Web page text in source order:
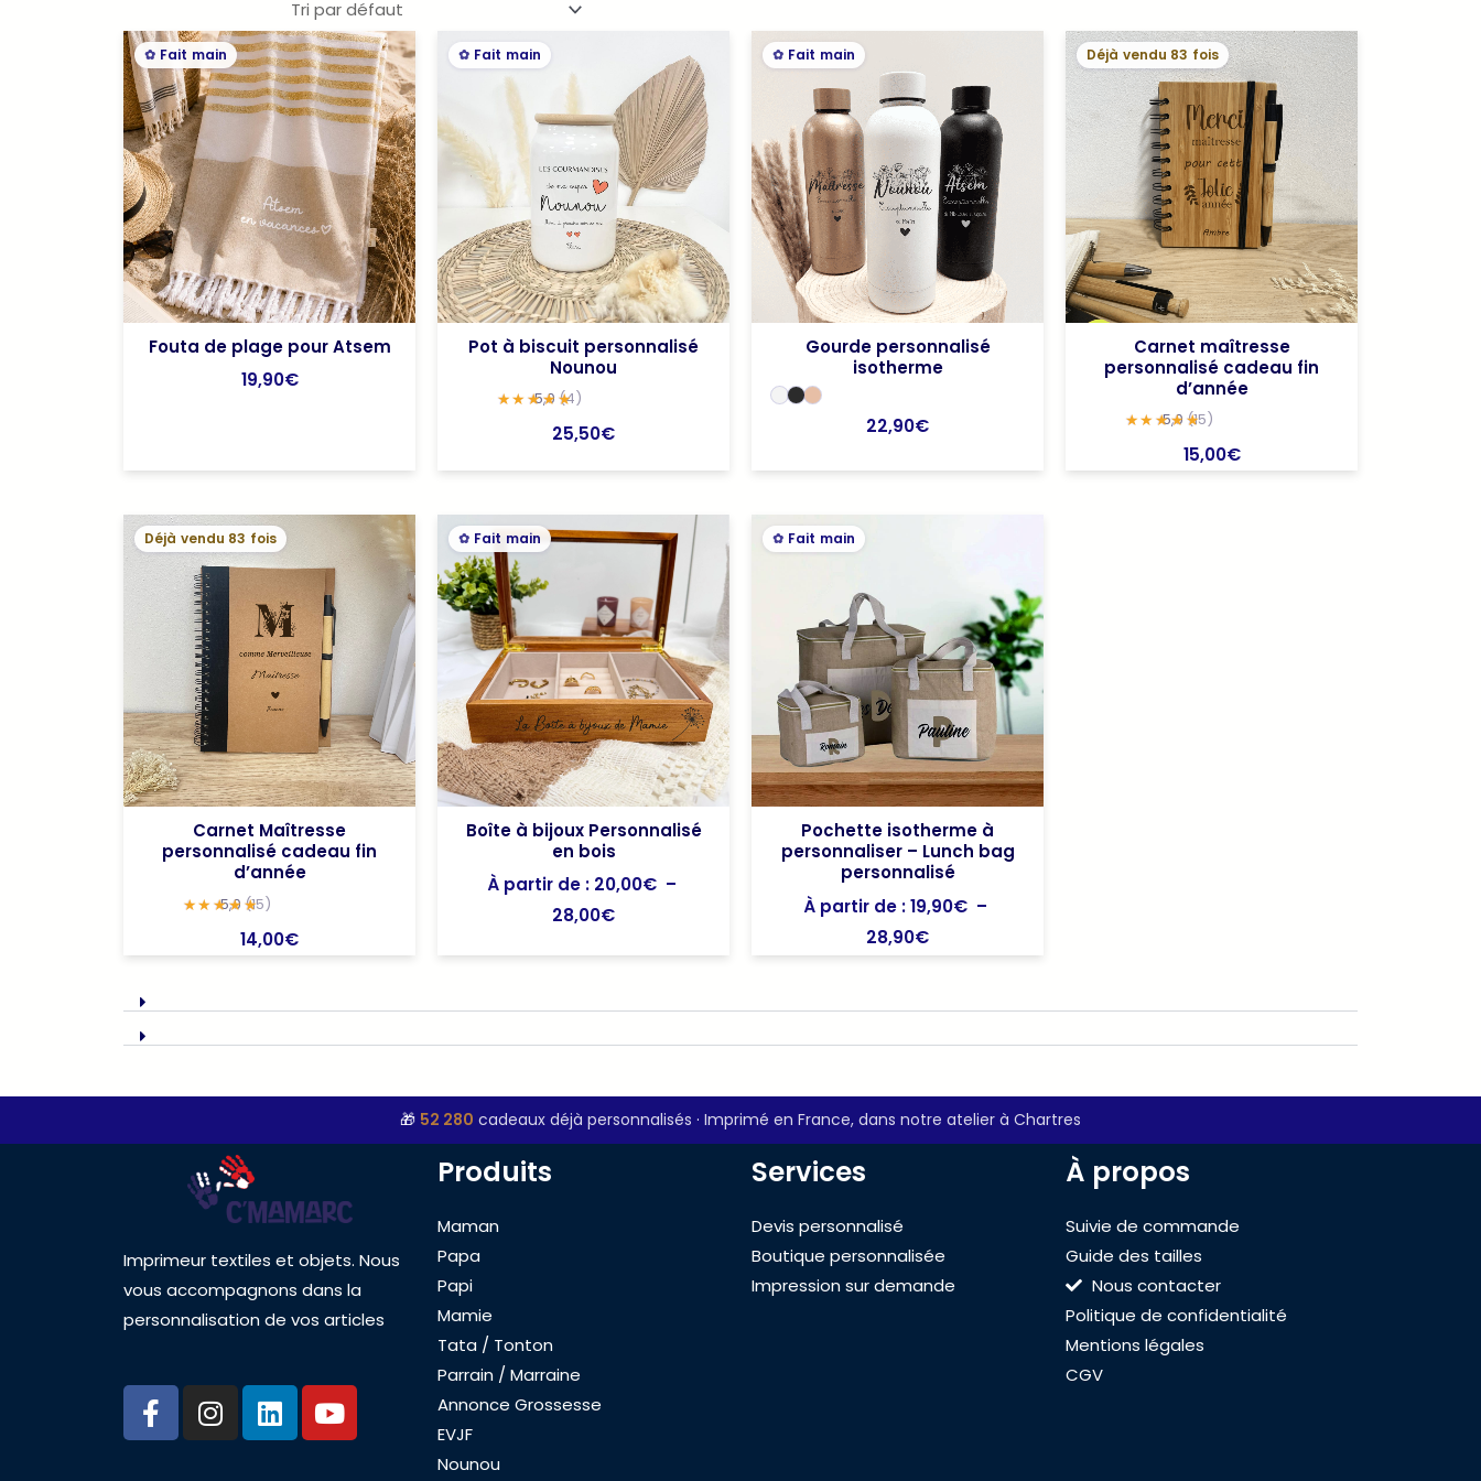
Fait main
Fouta de plage pour Atsem
19,90€
Fait main
Pot à biscuit personnalisé
Nounou
5,0(4)
25,50€
Fait main
Gourde personnalisé
isotherme
22,90€
Déjà vendu 83 fois
Carnet maîtresse
personnalisé cadeau fin
d’année
5,0(15)
15,00€
Déjà vendu 83 fois
Carnet Maîtresse
personnalisé cadeau fin
d’année
5,0(15)
14,00€
Fait main
Boîte à bijoux Personnalisé
en bois
À partir de : 20,00€ –
28,00€
Plage
prix :
20,00€
à
28,00€
Fait main
Pochette isotherme à
personnaliser – Lunch bag
personnalisé
À partir de :19,90€ –
28,90€
19,90€
à
28,90€
🎁 52 280 cadeaux déjà personnalisés · Imprimé en France, dans notre atelier à Chartres
Imprimeur textiles et objets. Nous
vous accompagnons dans la
personnalisation de vos articles
F
a
c
I
n
s
L
i
n
Y
o
u
Produits
Maman
Papa
Papi
Mamie
Tata / Tonton
Parrain / Marraine
Annonce Grossesse
EVJF
Nounou
Services
Devis personnalisé
Boutique personnalisée
Impression sur demande
À propos
Suivie de commande
Guide des tailles
Nous contacter
Politique de confidentialité
Mentions légales
CGV